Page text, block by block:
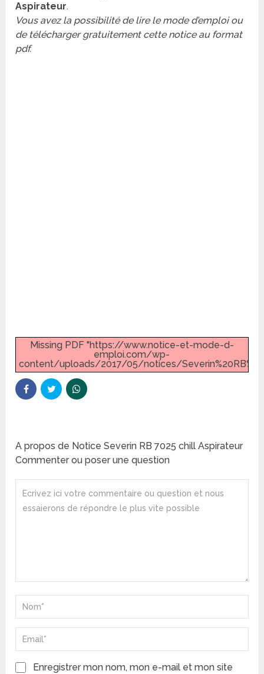
Aspirateur.
Vous avez la possibilité de lire le mode d’emploi ou
de télécharger gratuitement cette notice au format
pdf.
Missing PDF "https://www.notice-et-mode-d-
emploi.com/wp-
content/uploads/2017/05/notices/
A propos de Notice Severin RB 7025 chill Aspirateur
Commenter ou poser une question
Enregistrer mon nom, mon e-mail et mon site